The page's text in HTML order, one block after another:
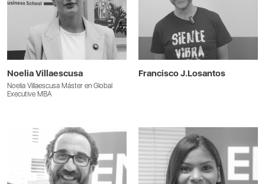
Noelia Villaescusa
Noelia Villaescusa Máster en Global
Executive MBA
Francisco J.Losantos